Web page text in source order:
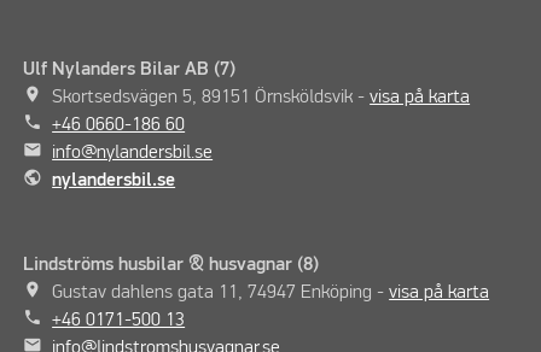
Ulf Nylanders Bilar AB (7)
place
Skortsedsvägen 5, 89151 Örnsköldsvik -visa på karta
phone
+46 0660-186 60
mail
info@nylandersbil.se
public nylandersbil.se
Lindströms husbilar & husvagnar (8)
place
Gustav dahlens gata 11, 74947 Enköping -visa på karta
phone
+46 0171-500 13
mail
info@lindstromshusvagnar.se